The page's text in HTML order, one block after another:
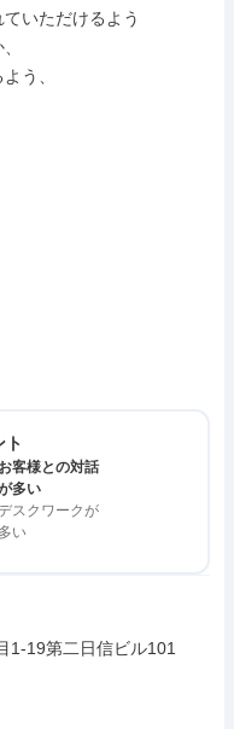
いただけるよう
う、
ト
お客様との対話
多い
スクワークが
多い
1-19第二日信ビル101